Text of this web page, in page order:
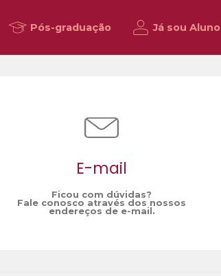
Pós-graduação Já sou Aluno
E-mail
Ficou com dúvidas?
Fale conosco através dos nossos
endereços de e-mail.